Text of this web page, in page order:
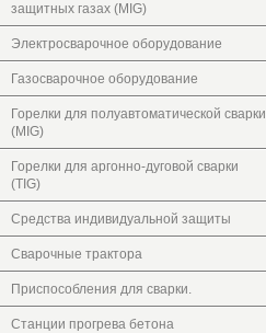
защитных газах (MIG)
Электросварочное оборудование
Газосварочное оборудование
Горелки для полуавтоматической сварки
(MIG)
Горелки для аргонно-дуговой сварки
(TIG)
Средства индивидуальной защиты
Сварочные трактора
Приспособления для сварки.
Станции прогрева бетона